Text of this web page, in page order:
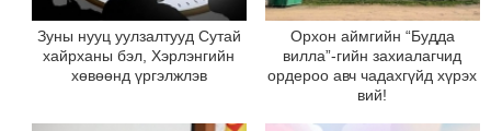
Зуны нууц уулзалтууд Сутай
хайрханы бэл, Хэрлэнгийн
хөвөөнд үргэлжлэв
Орхон аймгийн “Будда
вилла”-гийн захиалагчид
ордероо авч чадахгүйд хүрэх
вий!